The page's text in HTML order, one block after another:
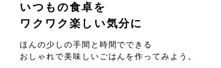
いつもの食卓を
ワクワク楽しい気分に
ほんの少しの手間と時間でできる
おしゃれで美味しいごはんを作ってみよう。